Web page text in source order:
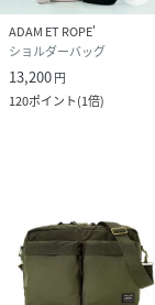
ADAM ET ROPE'
ショルダーバッグ
13,200円
120ポイント(1倍)